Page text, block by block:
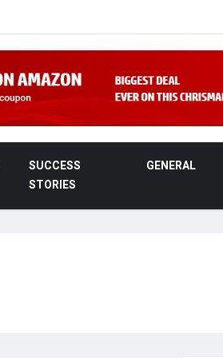
SUCCESS
STORIES
GENERAL